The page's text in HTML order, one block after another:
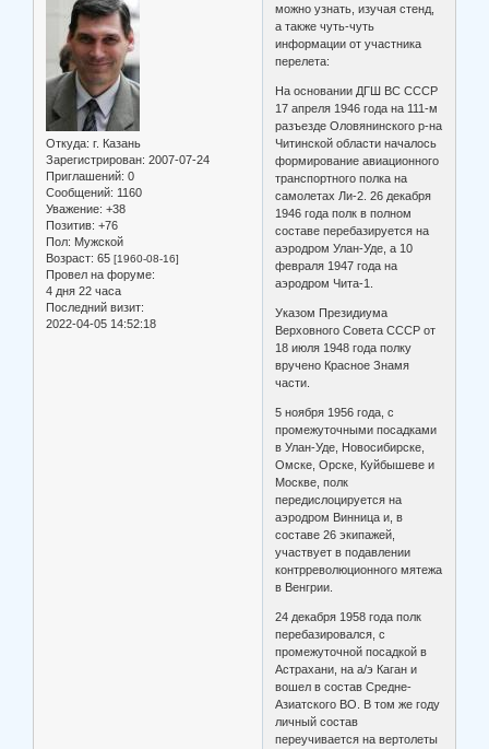
Откуда: г. Казань
Зарегистрирован: 2007-07-24
Приглашений: 0
Сообщений: 1160
Уважение: +38
Позитив: +76
Пол: Мужской
Возраст: 65 [1960-08-16]
Провел на форуме:
4 дня 22 часа
Последний визит:
2022-04-05 14:52:18
можно узнать, изучая стенд,
а также чуть-чуть
информации от участника
перелета:
На основании ДГШ ВС СССР
17 апреля 1946 года на 111-м
разъезде Оловянинского р-на
Читинской области началось
формирование авиационного
транспортного полка на
самолетах Ли-2. 26 декабря
1946 года полк в полном
составе перебазируется на
аэродром Улан-Уде, а 10
февраля 1947 года на
аэродром Чита-1.
Указом Президиума
Верховного Совета СССР от
18 июля 1948 года полку
вручено Красное Знамя
части.
5 ноября 1956 года, с
промежуточными посадками
в Улан-Уде, Новосибирске,
Омске, Орске, Куйбышеве и
Москве, полк
передислоцируется на
аэродром Винница и, в
составе 26 экипажей,
участвует в подавлении
контрреволюционного мятежа
в Венгрии.
24 декабря 1958 года полк
перебазировался, с
промежуточной посадкой в
Астрахани, на а/э Каган и
вошел в состав Средне-
Азиатского ВО. В том же году
личный состав
переучивается на вертолеты